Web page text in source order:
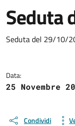
Seduta
Dettagli
Seduta del 29/10/
Data:
25 Novembre
Condividi